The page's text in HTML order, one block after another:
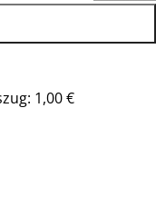
1,00 €